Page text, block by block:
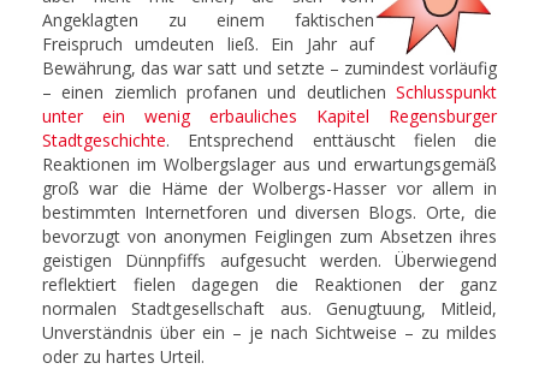
Angeklagten zu einem faktischen
Freispruch umdeuten ließ. Ein Jahr auf
Bewährung, das war satt und setzte – zumindest vorläufig
– einen ziemlich profanen und deutlichen Schlusspunkt
unter ein wenig erbauliches Kapitel Regensburger
Stadtgeschichte. Entsprechend enttäuscht fielen die
Reaktionen im Wolbergslager aus und erwartungsgemäß
groß war die Häme der Wolbergs-Hasser vor allem in
bestimmten Internetforen und diversen Blogs. Orte, die
bevorzugt von anonymen Feiglingen zum Absetzen ihres
geistigen Dünnpfiffs aufgesucht werden. Überwiegend
reflektiert fielen dagegen die Reaktionen der ganz
normalen Stadtgesellschaft aus. Genugtuung, Mitleid,
Unverständnis über ein – je nach Sichtweise – zu mildes
oder zu hartes Urteil.